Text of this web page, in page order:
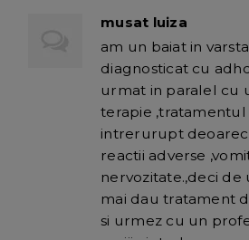
musat luiza
am un baiat in
diagnosticat cu
urmat in paralel cu
terapie
intrerurupt
reactii adverse
nervozitate.,deci de
mai dau tratament
si urmez cu un